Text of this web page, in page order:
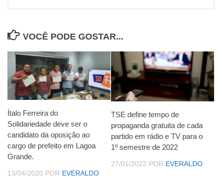
VOCÊ PODE GOSTAR...
Ítalo Ferreira do
Solidariedade deve ser o
candidato da oposição ao
cargo de prefeito em Lagoa
Grande.
13/04/2020 POR EVERALDO
TSE define tempo de
propaganda gratuita de cada
partido em rádio e TV para o
1º semestre de 2022
27/01/2022 POR EVERALDO